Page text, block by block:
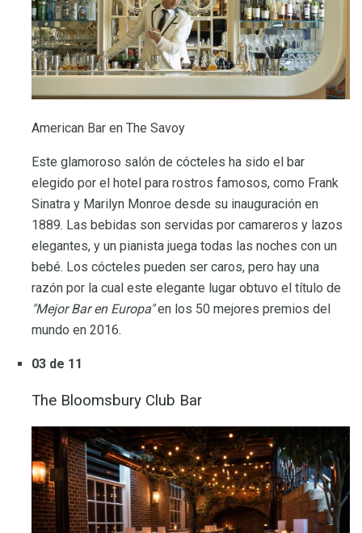
American Bar en The Savoy
Este glamoroso salón de cócteles ha sido el bar
elegido por el hotel para rostros famosos, como Frank
Sinatra y Marilyn Monroe desde su inauguración en
1889. Las bebidas son servidas por camareros y lazos
elegantes, y un pianista juega todas las noches con un
bebé. Los cócteles pueden ser caros, pero hay una
razón por la cual este elegante lugar obtuvo el título de
"Mejor Bar en Europa"en los 50 mejores premios del
mundo en 2016.
03 de 11
The Bloomsbury Club Bar